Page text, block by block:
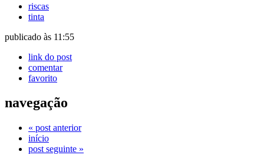
riscas
tinta
publicado às 11:55
link do post
comentar
favorito
navegação
« post anterior
início
post seguinte »